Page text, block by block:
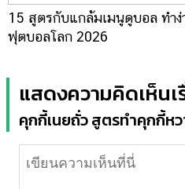
15 สูตรกับแกล้มเมนูดูบอล ทำ
ฟุตบอลโลก 2026
แสดงความคิดเห็นเ
คุกกี้เนยถั่ว สูตรทำคุกกี้ห